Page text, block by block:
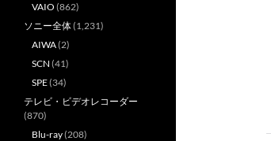
VAIO (862)
ソニー全体(1,231)
AIWA(2)
SCN (41)
SPE(34)
テレビ・ビデオレコーダー
(870)
Blu-ray(208)